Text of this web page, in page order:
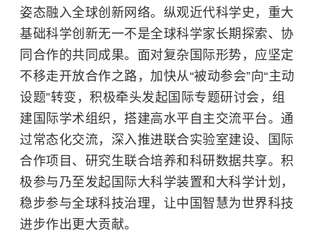
姿态融入全球创新网络。纵观近代科学史，重大
基础科学创新无一不是全球科学家长期探索、协
同合作的共同成果。面对复杂国际形势，应坚定
不移走开放合作之路，加快从“被动参会”向“主动
设题”转变，积极牵头发起国际专题研讨会，组
建国际学术组织，搭建高水平自主交流平台。通
过常态化交流，深入推进联合实验室建设、国际
合作项目、研究生联合培养和科研数据共享。积
极参与乃至发起国际大科学装置和大科学计划，
稳步参与全球科技治理，让中国智慧为世界科技
进步作出更大贡献。